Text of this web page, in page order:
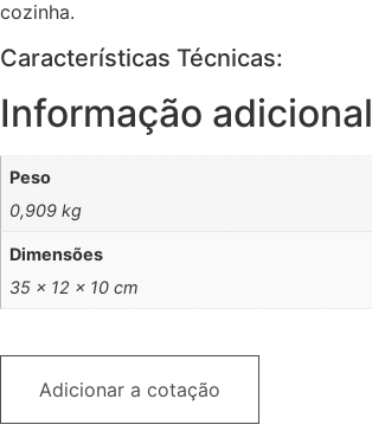
cozinha.
Características Técnicas:
Informação adicional
Peso
0,909 kg
Dimensões
35 × 12 × 10 cm
Adicionar a cotação